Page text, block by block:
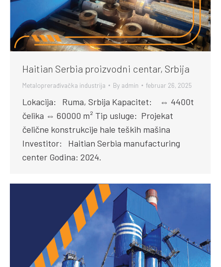
Haitian Serbia proizvodni centar, Srbija
Metaloprerađivačka industrija By admin februar 26, 2025
Lokacija: Ruma, Srbija Kapacitet: ⇔ 4400t
čelika ⇔ 60000 m² Tip usluge: Projekat
čelične konstrukcije hale teških mašina
Investitor: Haitian Serbia manufacturing
center Godina: 2024.